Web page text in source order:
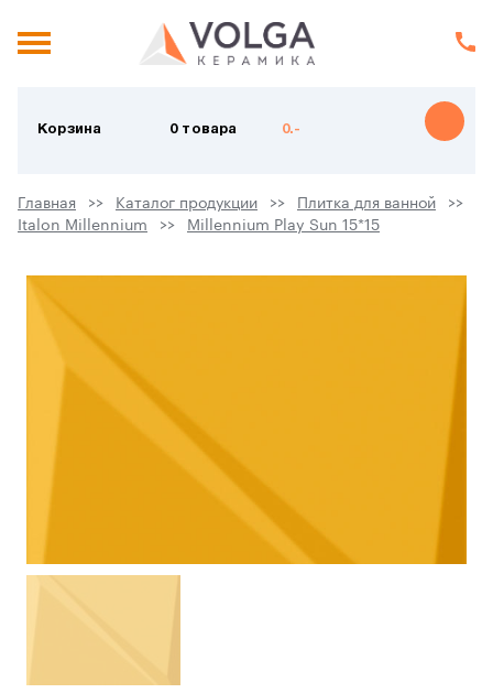
Корзина 0 товара 0.-
Главная Каталог продукции
Плитка для ванной
Italon Millennium
Millennium Play Sun 15*15